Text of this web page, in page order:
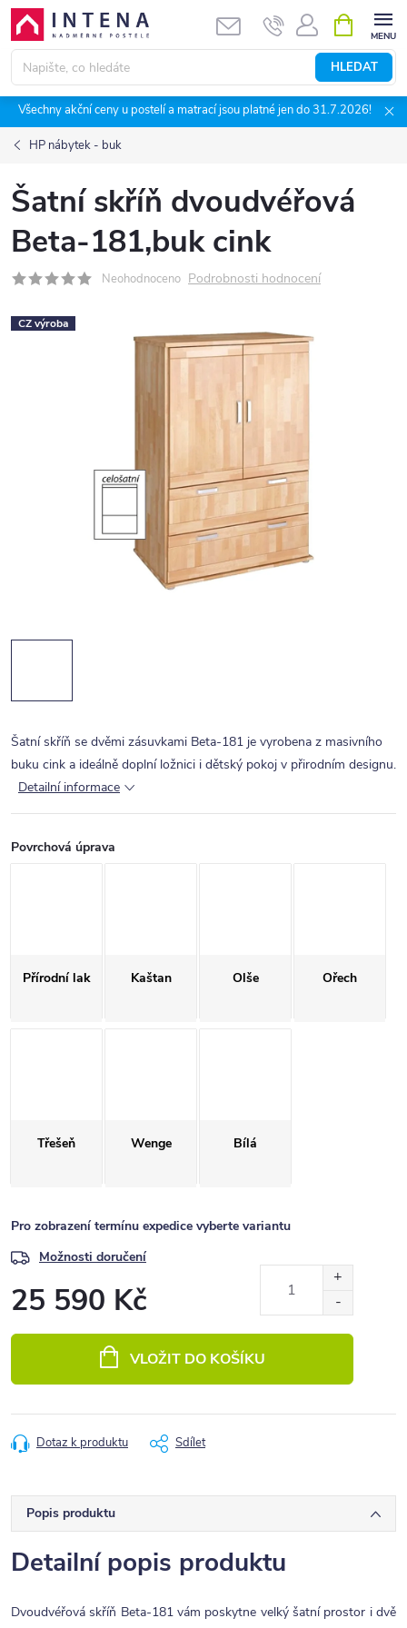
Přejít
obsah
HLEDAT
NÁKUPNÍ
KOŠÍK
Všechny akční ceny u postelí a matrací jsou platné jen do 31.7.2026!
HP nábytek - buk
Šatní skříň dvoudvéřová
Beta-181,buk cink
Neohodnoceno Podrobnosti hodnocení
CZ výroba
Šatní skříň se dvěmi zásuvkami Beta-181 je vyrobena z masivního
buku cink a ideálně doplní ložnici i dětský pokoj v přirodním designu.
Detailní informace
Povrchová úprava
Přírodní lak Kaštan Olše Ořech
Třešeň Wenge Bílá
Pro zobrazení termínu expedice vyberte variantu
Možnosti doručení
25 590 Kč
VLOŽIT DO KOŠÍKU
Dotaz k produktu Sdílet
Popis produktu
Detailní popis produktu
Dvoudvéřová skříň Beta-181 vám poskytne velký šatní prostor i dvě